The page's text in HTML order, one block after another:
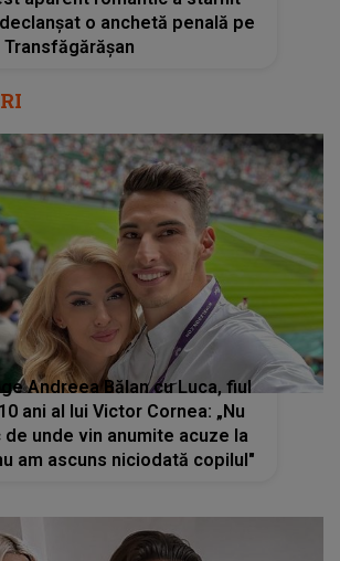
o anchetă penală pe
Transfăgărășan
Andreea Bălan cu Luca, fiul
ani al lui Victor Cornea: „Nu
unde vin anumite acuze la
am ascuns niciodată copilul"